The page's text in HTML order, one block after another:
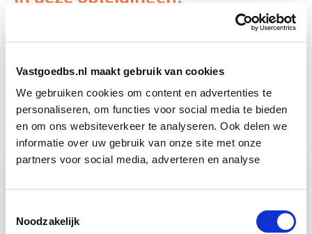
Vastgoedbs.nl maakt gebruik van cookies
We gebruiken cookies om content en advertenties te
personaliseren, om functies voor social media te bieden
en om ons websiteverkeer te analyseren. Ook delen we
informatie over uw gebruik van onze site met onze
partners voor social media, adverteren en analyse
Noodzakelijk
Slimmer Vastgoedbeheer in de
Praktijk
sep
Vastgoedmanagement